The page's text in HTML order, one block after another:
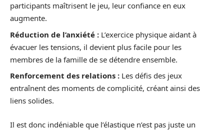
participants maîtrisent le jeu, leur confiance en eux
augmente.
Réduction de l’anxiété : L’exercice physique aidant à
évacuer les tensions, il devient plus facile pour les
membres de la famille de se détendre ensemble.
Renforcement des relations : Les défis des jeux
entraînent des moments de complicité, créant ainsi des
liens solides.
Il est donc indéniable que l’élastique n’est pas juste un